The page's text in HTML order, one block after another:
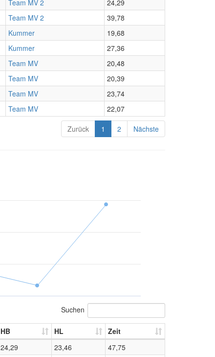
Team MV 2
24,29
Team MV 2
39,78
Kummer
19,68
Kummer
27,36
Team MV
20,48
Team MV
20,39
Team MV
23,74
Team MV
22,07
Zurück 1 2 Nächste
Suchen
HB HL
Zeit
24,29 23,46
47,75